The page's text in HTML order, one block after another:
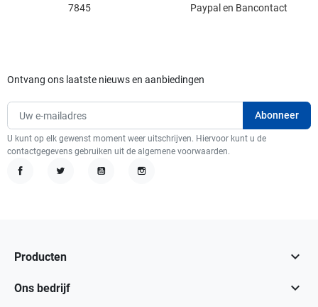
7845
Paypal en Bancontact
Ontvang ons laatste nieuws en aanbiedingen
U kunt op elk gewenst moment weer uitschrijven. Hiervoor kunt u de
contactgegevens gebruiken uit de algemene voorwaarden.
Producten 
Ons bedrijf 